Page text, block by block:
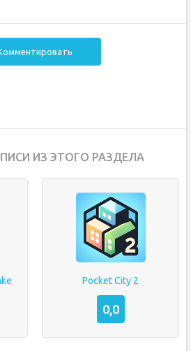
ИЗ ЭТОГО РАЗДЕЛА
Pocket City 2
0,0